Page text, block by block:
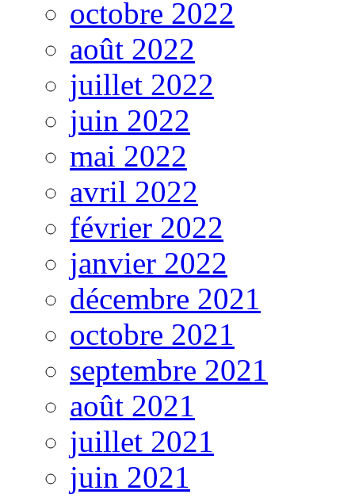
octobre 2022
août 2022
juillet 2022
juin 2022
mai 2022
avril 2022
février 2022
janvier 2022
décembre 2021
octobre 2021
septembre 2021
août 2021
juillet 2021
juin 2021